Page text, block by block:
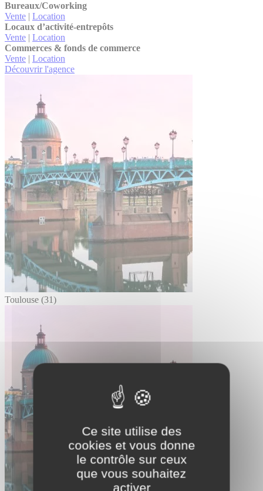
Ce site utilise des
cookies et vous donne
le contrôle sur ceux
que vous souhaitez
activer
Bureaux/Coworking
Vente | Location
Locaux d’activité-entrepôts
Vente | Location
Commerces & fonds de commerce
Vente | Location
Découvrir l'agence
Toulouse (31)